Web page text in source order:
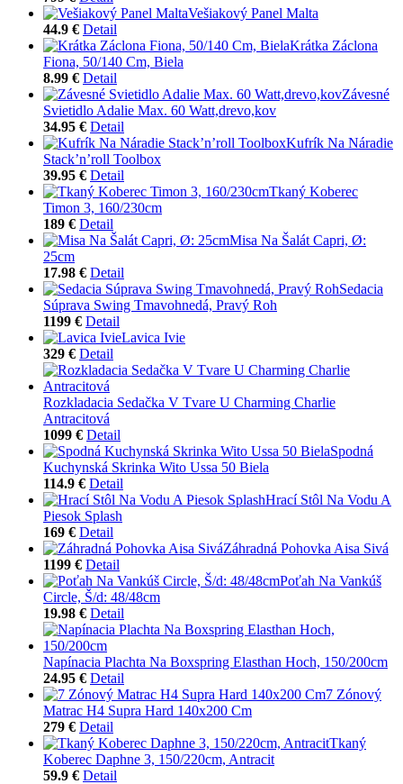
Vešiakový Panel Malta
44.9 € Detail
Krátka Záclona
Fiona, 50/140 Cm, Biela
8.99 € Detail
Závesné
Svietidlo Adalie Max. 60 Watt,drevo,kov
34.95 € Detail
Kufrík Na Náradie
Stack’n’roll Toolbox
39.95 € Detail
Tkaný Koberec
Timon 3, 160/230cm
189 € Detail
Misa Na Šalát Capri, Ø:
25cm
17.98 € Detail
Sedacia
Súprava Swing Tmavohnedá, Pravý Roh
1199 € Detail
Lavica Ivie
329 € Detail
Rozkladacia Sedačka V Tvare U Charming Charlie
Antracitová
1099 € Detail
Spodná
Kuchynská Skrinka Wito Ussa 50 Biela
114.9 € Detail
Hrací Stôl Na Vodu A
Piesok Splash
169 € Detail
Záhradná Pohovka Aisa Sivá
1199 € Detail
Poťah Na Vankúš
Circle, Š/d: 48/48cm
19.98 € Detail
Napínacia Plachta Na Boxspring Elasthan Hoch, 150/200cm
24.95 € Detail
7 Zónový
Matrac H4 Supra Hard 140x200 Cm
279 € Detail
Tkaný
Koberec Daphne 3, 150/220cm, Antracit
59.9 € Detail